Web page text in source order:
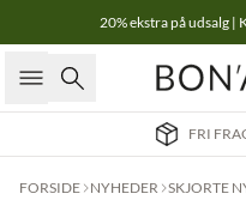
20% ekstra på udsalg |
Søg
FORSIDE NYHEDER SKJORTE